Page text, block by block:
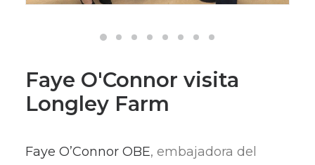
Faye O'Connor visita
Longley Farm
Faye O’Connor OBE, embajadora del